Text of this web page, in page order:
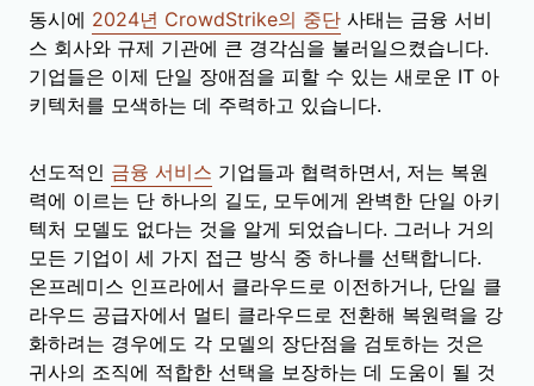
동시에 2024년 CrowdStrike의 중단 사태는 금융 서비
스 회사와 규제 기관에 큰 경각심을 불러일으켰습니다.
기업들은 이제 단일 장애점을 피할 수 있는 새로운 IT 아
키텍처를 모색하는 데 주력하고 있습니다.
선도적인 금융 서비스 기업들과 협력하면서, 저는 복원
력에 이르는 단 하나의 길도, 모두에게 완벽한 단일 아키
텍처 모델도 없다는 것을 알게 되었습니다. 그러나 거의
모든 기업이 세 가지 접근 방식 중 하나를 선택합니다.
온프레미스 인프라에서 클라우드로 이전하거나, 단일 클
라우드 공급자에서 멀티 클라우드로 전환해 복원력을 강
화하려는 경우에도 각 모델의 장단점을 검토하는 것은
귀사의 조직에 적합한 선택을 보장하는 데 도움이 될 것